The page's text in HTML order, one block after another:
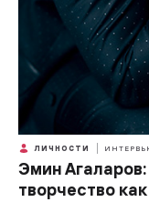
ЛИЧНОСТИ
Эмин Агаларов:
творчество